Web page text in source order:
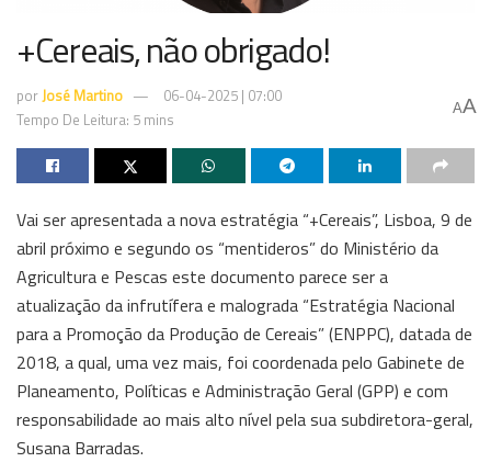
+Cereais, não obrigado!
porJosé Martino
06-04-2025 | 07:00
Tempo De Leitura: 5 mins
AA
Vai ser apresentada a nova estratégia “+Cereais”, Lisboa, 9 de
abril próximo e segundo os “mentideros” do Ministério da
Agricultura e Pescas este documento parece ser a
atualização da infrutífera e malograda “Estratégia Nacional
para a Promoção da Produção de Cereais” (ENPPC), datada de
2018, a qual, uma vez mais, foi coordenada pelo Gabinete de
Planeamento, Políticas e Administração Geral (GPP) e com
responsabilidade ao mais alto nível pela sua subdiretora-geral,
Susana Barradas.